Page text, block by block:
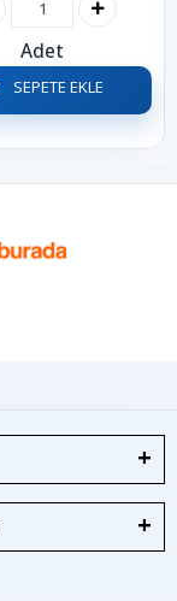
Adet
SEPETE EKLE